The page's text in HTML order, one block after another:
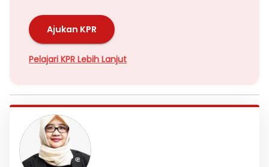
Ajukan KPR
Pelajari KPR Lebih Lanjut